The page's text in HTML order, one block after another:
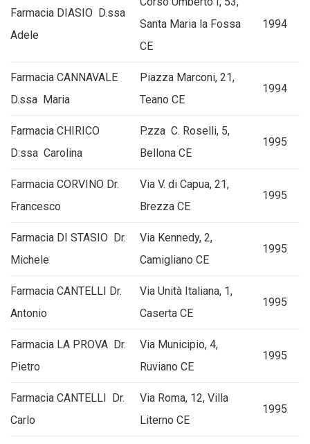
Farmacia DIASIO D.ssa
Adele
Santa Maria la Fossa
CE
1994
Farmacia CANNAVALE
D.ssa Maria
Piazza Marconi, 21,
Teano CE
1994
Farmacia CHIRICO
D:ssa Carolina
P.zza C. Roselli, 5,
Bellona CE
1995
Farmacia CORVINO Dr.
Francesco
Via V. di Capua, 21,
Brezza CE
1995
Farmacia DI STASIO Dr.
Michele
Via Kennedy, 2,
Camigliano CE
1995
Farmacia CANTELLI Dr.
Antonio
Via Unità Italiana, 1,
Caserta CE
1995
Farmacia LA PROVA Dr.
Pietro
Via Municipio, 4,
Ruviano CE
1995
Farmacia CANTELLI Dr.
Carlo
Via Roma, 12, Villa
Literno CE
1995